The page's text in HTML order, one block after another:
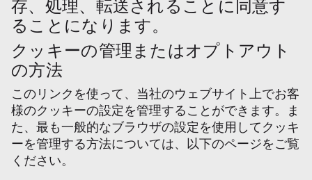
存、処理、転送されることに同意す
ることになります。
クッキーの管理またはオプトアウト
の方法
このリンクを使って、当社のウェブサイト上でお客
様のクッキーの設定を管理することができます。ま
た、最も一般的なブラウザの設定を使用してクッキ
ーを管理する方法については、以下のページをご覧
ください。